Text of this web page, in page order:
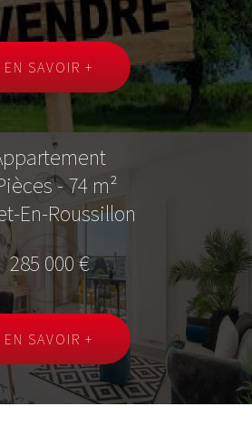
EN SAVOIR +
Appartement
- 74 m²
En-Roussillon
285 000 €
EN SAVOIR +